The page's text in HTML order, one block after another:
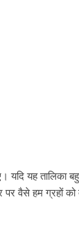
यदि यह तालिका
वैसे हम ग्रहों को